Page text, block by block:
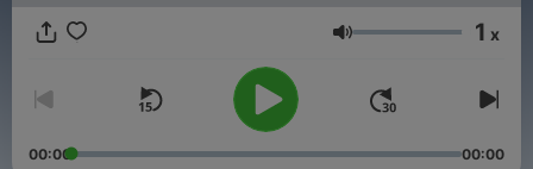
Volume 1 x
00:00 00:00